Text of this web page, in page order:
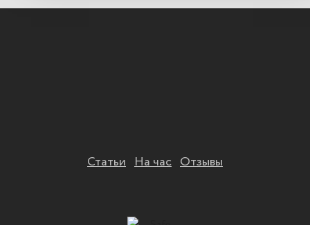
Статьи На час Отзывы